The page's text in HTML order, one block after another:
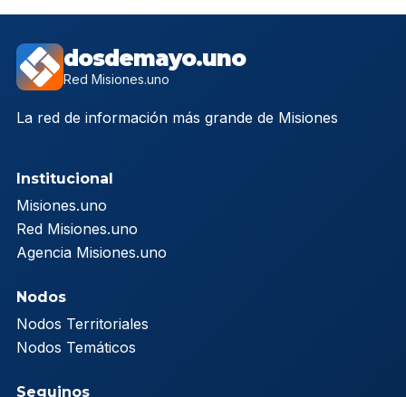
dosdemayo.uno
Red Misiones.uno
La red de información más grande de Misiones
Institucional
Misiones.uno
Red Misiones.uno
Agencia Misiones.uno
Nodos
Nodos Territoriales
Nodos Temáticos
Seguinos